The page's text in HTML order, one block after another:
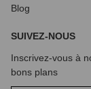
Blog
SUIVEZ-NOUS
Inscrivez-vous à
bons plans